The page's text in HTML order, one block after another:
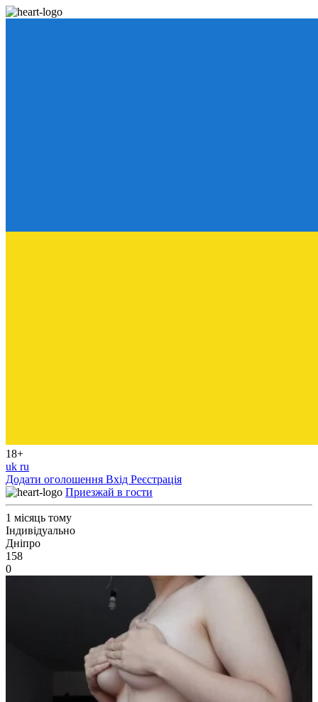
18+
uk ru
Додати оголошення Вхід Реєстрація
Приезжай в гости
1 місяць тому
Індивідуально
Дніпро
158
0